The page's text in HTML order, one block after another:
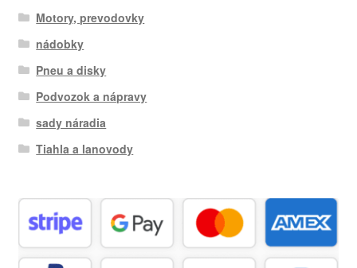
Motory, prevodovky
nádobky
Pneu a disky
Podvozok a nápravy
sady náradia
Tiahla a lanovody